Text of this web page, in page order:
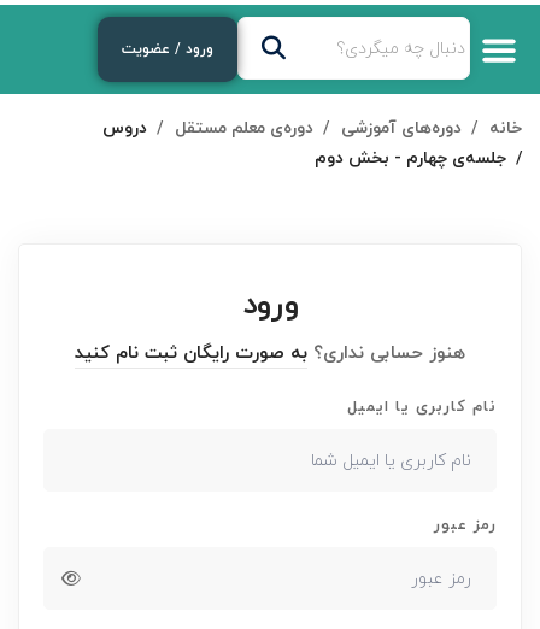
ورود / عضویت
خانه دوره‌های آموزشی دوره‌ی معلم مستقل
دروس
جلسه‌ی چهارم - بخش دوم
ورود
هنوز حسابی نداری؟ به صورت رایگان ثبت نام کنید
نام کاربری یا ایمیل
رمز عبور